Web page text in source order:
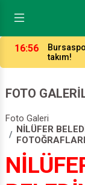
16:56
takım!
FOTO
Foto Galeri
NİLÜFER
FOTOĞRAFLARI